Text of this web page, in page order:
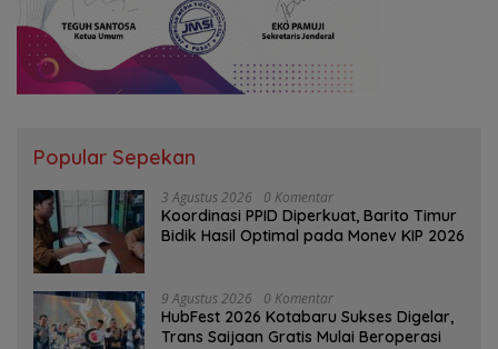
Popular Sepekan
3 Agustus 2026 0 Komentar
Koordinasi PPID Diperkuat, Barito Timur
Bidik Hasil Optimal pada Monev KIP 2026
9 Agustus 2026 0 Komentar
HubFest 2026 Kotabaru Sukses Digelar,
Trans Saijaan Gratis Mulai Beroperasi